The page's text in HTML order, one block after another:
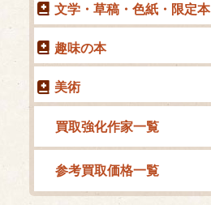
文学・草稿・色紙・限定本
趣味の本
美術
買取強化作家一覧
参考買取価格一覧